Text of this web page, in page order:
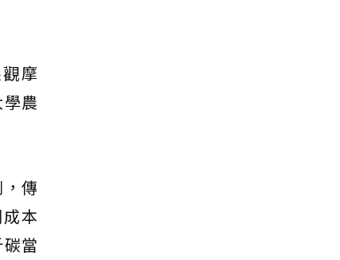
摩
農
傳
本
當